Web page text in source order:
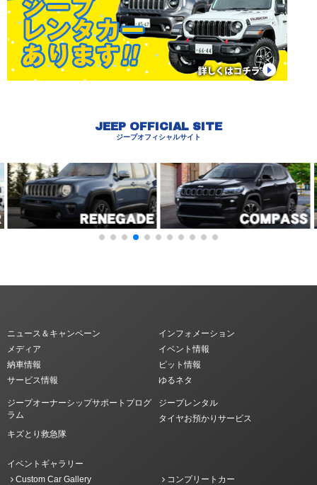
JEEP OFFICIAL SITE
ジープオフィシャルサイト
ニュース＆キャンペーン
インフォメーション
メディア
イベント情報
納車情報
ピット情報
サービス情報
ゆるネタ
ジープオーナーシップサポートプログ
ラム
ジープレンタル
タイヤお預かりサービス
キズとり救急隊
イベントギャラリー
Custom Car Gallery
コンプリートカー